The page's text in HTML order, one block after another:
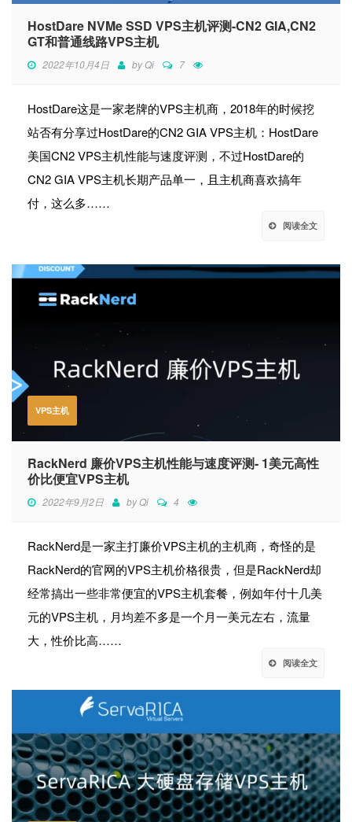
HostDare NVMe SSD VPS主机评测-CN2 GIA,CN2
GT和普通线路VPS主机
2022年10月4日 byQi 7
HostDare这是一家老牌的VPS主机商，2018年的时候挖
站否有分享过HostDare的CN2 GIA VPS主机：HostDare
美国CN2 VPS主机性能与速度评测，不过HostDare的
CN2 GIA VPS主机长期产品单一，且主机商喜欢搞年
付，这么多……
阅读全文
VPS主机
RackNerd 廉价VPS主机性能与速度评测- 1美元高性
价比便宜VPS主机
2022年9月2日 byQi 4
RackNerd是一家主打廉价VPS主机的主机商，奇怪的是
RackNerd的官网的VPS主机价格很贵，但是RackNerd却
经常搞出一些非常便宜的VPS主机套餐，例如年付十几美
元的VPS主机，月均差不多是一个月一美元左右，流量
大，性价比高……
阅读全文